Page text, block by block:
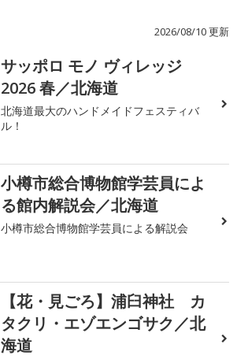
2026/08/10 更新
サッポロ モノ ヴィレッジ
2026 春／北海道
北海道最大のハンドメイドフェスティバ
ル！
小樽市総合博物館学芸員によ
る館内解説会／北海道
小樽市総合博物館学芸員による解説会
【花・見ごろ】浦臼神社 カ
タクリ・エゾエンゴサク／北
海道